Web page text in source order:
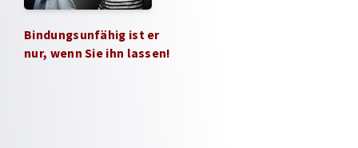
Bindungsunfähig ist er
nur, wenn Sie ihn lassen!